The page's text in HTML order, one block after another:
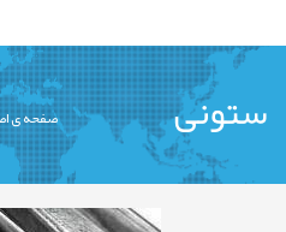
منوی
کاربری
ستونی صفحه ی